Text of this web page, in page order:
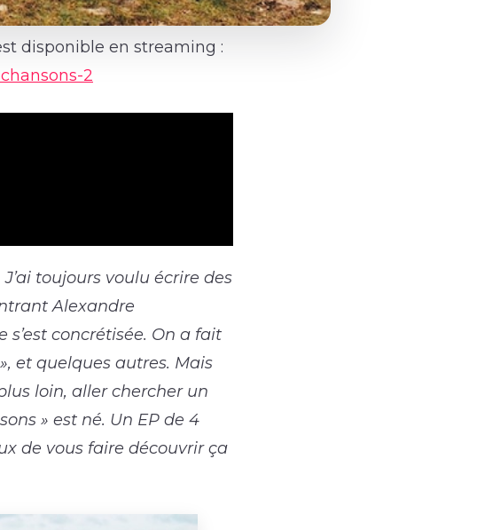
disponible en streaming :
2
J’ai toujours voulu écrire des
Alexandre
s’est concrétisée. On a fait
et quelques autres. Mais
loin, aller chercher un
» est né. Un EP de 4
de vous faire découvrir ça